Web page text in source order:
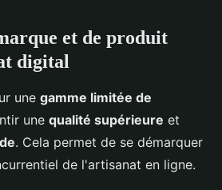
et de produit
digital
une gamme limitée de
une qualité supérieure et
. Cela permet de se démarquer
de l'artisanat en ligne.